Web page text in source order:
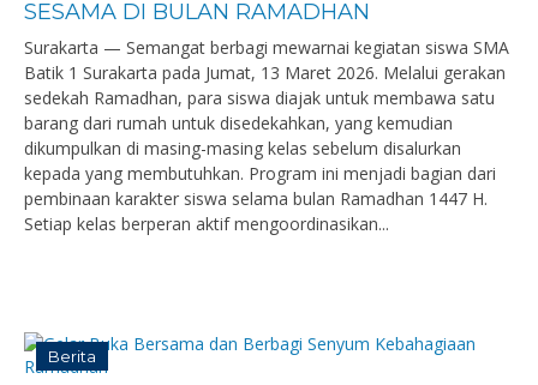
SESAMA DI BULAN RAMADHAN
Surakarta — Semangat berbagi mewarnai kegiatan siswa SMA
Batik 1 Surakarta pada Jumat, 13 Maret 2026. Melalui gerakan
sedekah Ramadhan, para siswa diajak untuk membawa satu
barang dari rumah untuk disedekahkan, yang kemudian
dikumpulkan di masing-masing kelas sebelum disalurkan
kepada yang membutuhkan. Program ini menjadi bagian dari
pembinaan karakter siswa selama bulan Ramadhan 1447 H.
Setiap kelas berperan aktif mengoordinasikan...
Berita